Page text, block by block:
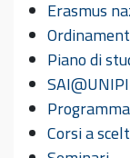
Erasmus
Piano di
Corsi a